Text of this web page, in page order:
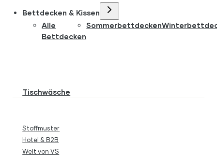
Bettdecken & Kissen
Alle
Bettdecken
Sommerbettdecken
Tischwäsche
Stoffmuster
Hotel & B2B
Welt von VS